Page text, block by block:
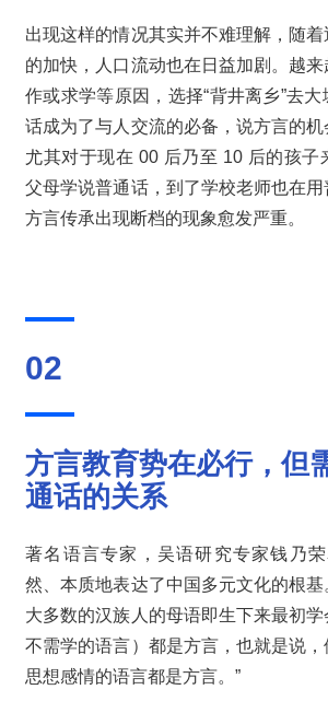
出现这样的情况其实并不难理解，随
的加快，人口流动也在日益加剧。越
作或求学等原因，选择“背井离乡”去
话成为了与人交流的必备，说方言的机
尤其对于现在 00 后乃至 10 后的孩子
父母学说普通话，到了学校老师也在
方言传承出现断档的现象愈发严重。
02
方言教育势在必行，但
通话的关系
著名语言专家，吴语研究专家钱乃
然、本质地表达了中国多元文化的根
大多数的汉族人的母语即生下来最初
不需学的语言）都是方言，也就是说
思想感情的语言都是方言。”